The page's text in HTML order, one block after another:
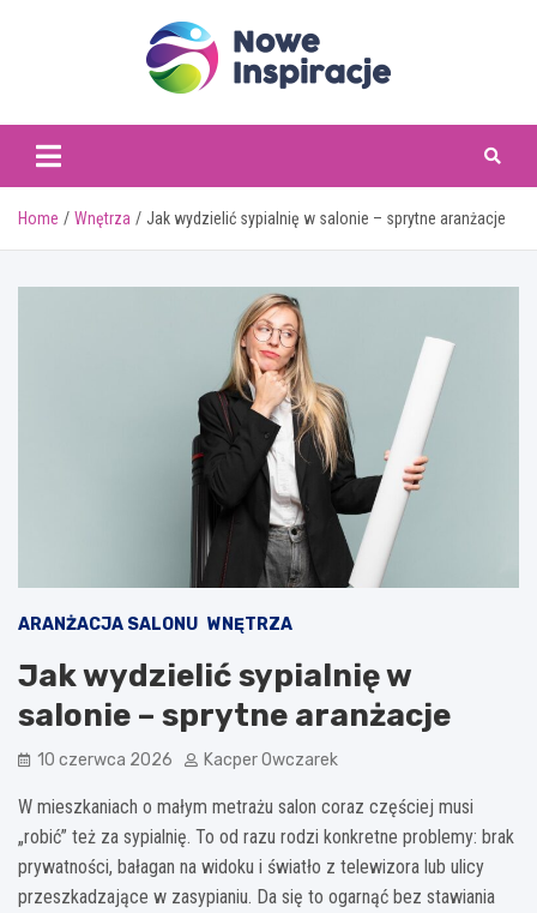
Home Wnętrza Jak wydzielić sypialnię w salonie – sprytne aranżacje
ARANŻACJA SALONU WNĘTRZA
Jak wydzielić sypialnię w
salonie – sprytne aranżacje
10 czerwca 2026 Kacper Owczarek
W mieszkaniach o małym metrażu salon coraz częściej musi
„robić” też za sypialnię. To od razu rodzi konkretne problemy: brak
prywatności, bałagan na widoku i światło z telewizora lub ulicy
przeszkadzające w zasypianiu. Da się to ogarnąć bez stawiania